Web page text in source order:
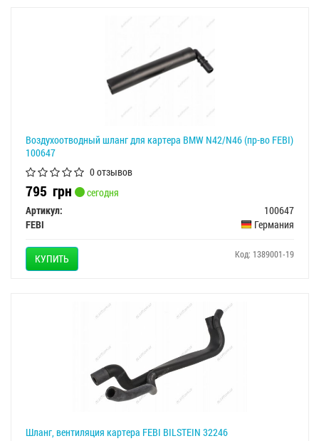
Воздухоотводный шланг для картера BMW N42/N46 (пр-во FEBI)
100647
0 отзывов
795 грн
сегодня
Артикул:
100647
FEBI
Германия
КУПИТЬ Код: 1389001-19
Шланг, вентиляция картера FEBI BILSTEIN 32246